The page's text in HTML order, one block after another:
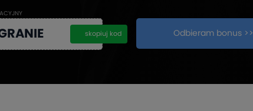
kopiuj
skopiuj kod Odbieram bonus >>